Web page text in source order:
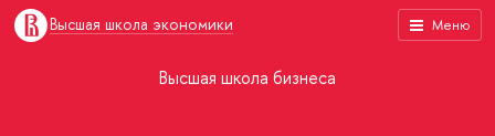
Меню
Высшая школа экономики
Высшая школа бизнеса